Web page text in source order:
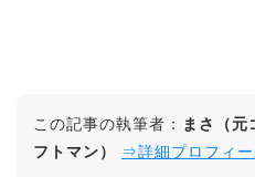
この記事の執筆者：
まさ（元
フトマン）
⇒詳細プロフィー